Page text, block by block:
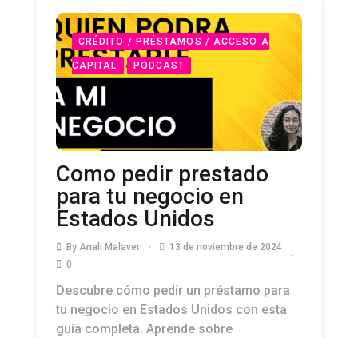
CRÉDITO / PRÉSTAMOS / ACCESO A
CAPITAL PODCAST
Como pedir prestado
para tu negocio en
Estados Unidos
By Anali Malaver
13 de noviembre de 2024
0
Descubre cómo pedir un préstamo para
tu negocio en Estados Unidos con esta
guía completa. Aprende sobre